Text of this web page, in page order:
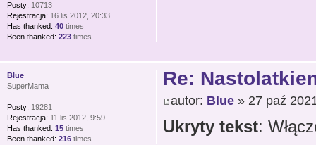
Posty: 10713
Rejestracja: 16 lis 2012, 20:33
Has thanked: 40 times
Been thanked: 223 times
Re:
autor: Blue» 27 paź
Ukryty tekst:
Blue
SuperMama
Posty: 19281
Rejestracja: 11 lis 2012, 9:59
Has thanked: 15 times
Been thanked: 216 times